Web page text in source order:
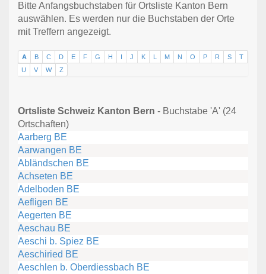
Bitte Anfangsbuchstaben für Ortsliste Kanton Bern
auswählen. Es werden nur die Buchstaben der Orte
mit Treffern angezeigt.
A B C D E F G H J K M N O P R S
T
U
V W Z
Ortsliste Schweiz Kanton Bern - Buchstabe 'A' (24
Ortschaften)
Aarberg BE
Aarwangen BE
Abländschen BE
Achseten BE
Adelboden BE
Aefligen BE
Aegerten BE
Aeschau BE
Aeschi b. Spiez BE
Aeschiried BE
Aeschlen b. Oberdiessbach BE